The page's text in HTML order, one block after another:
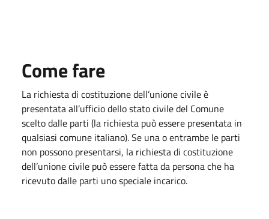
Come fare
La richiesta di costituzione dell’unione civile è
presentata all’ufficio dello stato civile del Comune
scelto dalle parti (la richiesta può essere presentata in
qualsiasi comune italiano). Se una o entrambe le parti
non possono presentarsi, la richiesta di costituzione
dell’unione civile può essere fatta da persona che ha
ricevuto dalle parti uno speciale incarico.